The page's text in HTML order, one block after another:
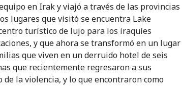
en Irak y viajó a través de las provincias
lugares que visitó se encuentra Lake
turístico de lujo para los iraquíes
y que ahora se transformó en un lugar
que viven en un derruido hotel de seis
que recientemente regresaron a sus
la violencia, y lo que encontraron como